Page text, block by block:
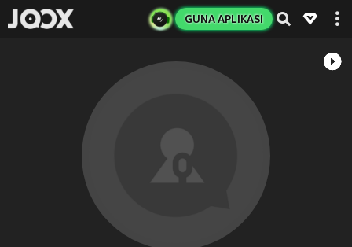
GUNA APLIKASI